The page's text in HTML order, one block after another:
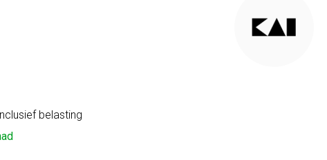
belasting